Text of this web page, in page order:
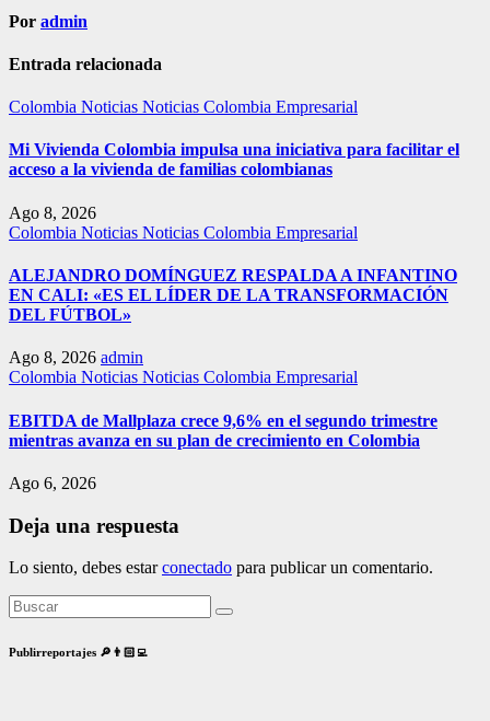
Por admin
Entrada relacionada
Colombia Noticias Noticias Colombia Empresarial
Mi Vivienda Colombia impulsa una iniciativa para facilitar el
acceso a la vivienda de familias colombianas
Ago 8, 2026
Colombia Noticias Noticias Colombia Empresarial
ALEJANDRO DOMÍNGUEZ RESPALDA A INFANTINO
EN CALI: «ES EL LÍDER DE LA TRANSFORMACIÓN
DEL FÚTBOL»
Ago 8, 2026 admin
Colombia Noticias Noticias Colombia Empresarial
EBITDA de Mallplaza crece 9,6% en el segundo trimestre
mientras avanza en su plan de crecimiento en Colombia
Ago 6, 2026
Deja una respuesta
Lo siento, debes estarconectado para publicar un comentario.
Publirreportajes 🔎👨🏻‍💻